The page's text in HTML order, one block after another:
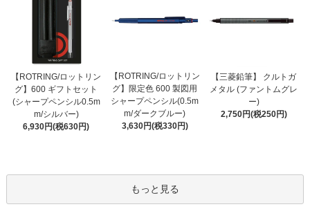
【ROTRING/ロットリン
グ】600 ギフトセット
(シャープペンシル0.5m
m/シルバー)
6,930円(税630円)
【ROTRING/ロットリン
グ】限定色 600 製図用
シャープペンシル(0.5m
m/ダークブルー)
3,630円(税330円)
【三菱鉛筆】 クルトガ
メタル (ファントムグレ
ー)
2,750円(税250円)
もっと見る